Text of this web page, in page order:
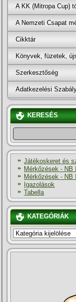
A KK (Mitropa Cup)
A Nemzeti Csapat
Cikktár
Könyvek, füzetek,
Szerkesztőség
Adatkezelési
KERESÉS
Játékoskeret és
Mérkőzések - NB I
Mérkőzések - NB
Igazolások
Tabella
KATEGÓRIÁK
KATEGÓRIÁK